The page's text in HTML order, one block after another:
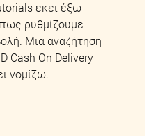
εκει έξω
ρυθμίζουμε
Μια αναζήτηση
Cash On Delivery
νομίζω.